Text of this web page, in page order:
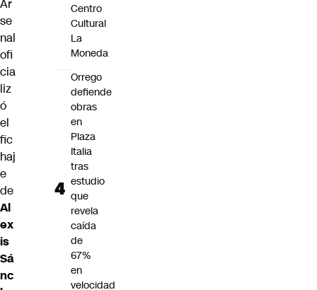
Ar
se
nal
ofi
cia
liz
ó
el
fic
haj
e
de
Al
ex
is
Sá
nc
Centro
Cultural
La
Moneda
Orrego
defiende
obras
en
Plaza
Italia
tras
estudio
que
revela
caída
de
67%
en
velocidad